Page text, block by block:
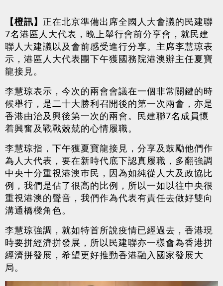
【橙訊】 正在北京準備出席全國人大會議的民建聯
7名港區人大代表，晚上舉行會前分享會，就民建
聯人大建議以及會前感受進行分享。主席李慧琼表
示，港區人大代表團下午獲國務院港澳辦主任夏寶
龍接見。
李慧琼表示，今次的兩會會議在一個非常關鍵的時
候舉行，是二十大勝利召開後的第一次兩會，亦是
香港由治及興後第一次的兩會。民建聯7名成員懷
着興奮及戰戰兢兢的心情履職。
李慧琼指，下午獲夏寶龍接見，分享及鼓勵他們作
為人大代表，要在新時代底下認真履職，多翻強調
中央十分重視港澳巿民，因為如純從人大及政協比
例，我們是佔了很高的比例，所以一如以往中央很
重視港澳的聲音，我們作為代表有責任去做好雙向
溝通橋樑角色。
李慧琼強調，就如特首所說疫情已經過去，香港現
時要拼經濟拼發展，所以民建聯亦一樣會為香港拼
經濟拼發展，希望更好推動香港融入國家發展大
局。